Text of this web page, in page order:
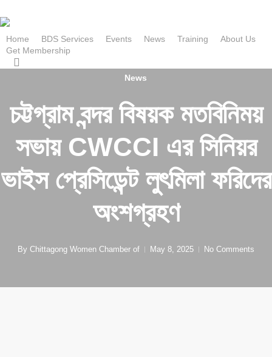
to
main
content
Home BDS Services Events News Training
About Us
Get Membership
News
চট্টগ্রাম বন্দর বিষয়ক মতবিনিময়
সভায় CWCCI এর সিনিয়র
ভাইস প্রেসিডেন্ট লুৎমিলা ফরিদের
অংশগ্রহণ
By Chittagong Women Chamber of May 8, 2025 No Comments